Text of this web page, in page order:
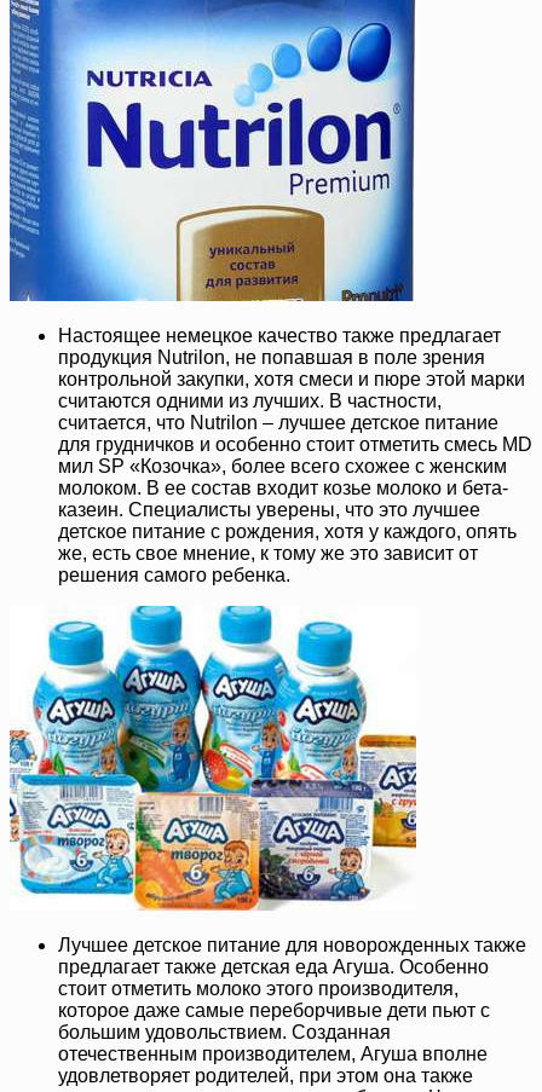
Настоящее немецкое качество также предлагает
продукция Nutrilon, не попавшая в поле зрения
контрольной закупки, хотя смеси и пюре этой марки
считаются одними из лучших. В частности,
считается, что Nutrilon – лучшее детское питание
для грудничков и особенно стоит отметить смесь MD
мил SP «Козочка», более всего схожее с женским
молоком. В ее состав входит козье молоко и бета-
казеин. Специалисты уверены, что это лучшее
детское питание с рождения, хотя у каждого, опять
же, есть свое мнение, к тому же это зависит от
решения самого ребенка.
Лучшее детское питание для новорожденных также
предлагает также детская еда Агуша. Особенно
стоит отметить молоко этого производителя,
которое даже самые переборчивые дети пьют с
большим удовольствием. Созданная
отечественным производителем, Агуша вполне
удовлетворяет родителей, при этом она также